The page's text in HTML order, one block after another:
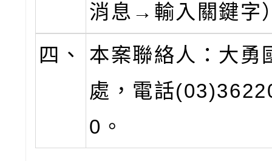
消息→輸入關鍵字
四、
本案聯絡人：大勇
處，電話
0。